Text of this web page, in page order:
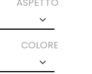
COLORE